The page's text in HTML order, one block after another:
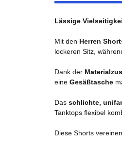
Lässige
Mit den Herren
lockeren Sitz,
Dank der
eine Gesäßtasche
Das schlichte,
Tanktops flexibel
Diese Shorts